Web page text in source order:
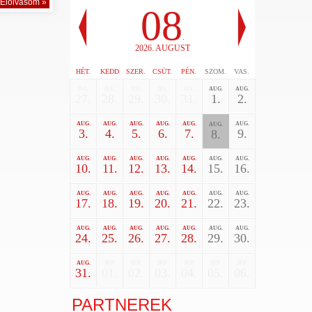
Elolvasom »
08 .
2026. AUGUST
HÉT. KEDD SZER. CSÜT. PÉN. SZOM. VAS.
AUG.
1.
AUG.
2.
AUG.
3.
AUG.
4.
AUG.
5.
AUG.
6.
AUG.
7.
AUG.
8.
AUG.
9.
AUG.
10.
AUG.
11.
AUG.
12.
AUG.
13.
AUG.
14.
AUG.
15.
AUG.
16.
AUG.
17.
AUG.
18.
AUG.
19.
AUG.
20.
AUG.
21.
AUG.
22.
AUG.
23.
AUG.
24.
AUG.
25.
AUG.
26.
AUG.
27.
AUG.
28.
AUG.
29.
AUG.
30.
AUG.
31.
PARTNEREK